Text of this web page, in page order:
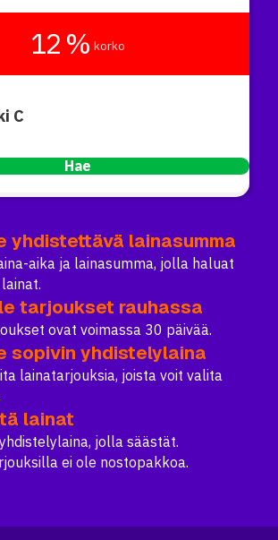
12 % korko
C
Hae
yhdistettävä lainasumma
aika ja lainasumma, jolla haluat
tarjoukset rauhassa
ovat voimassa 30 päivää.
sopivin yhdistelylaina
lainatarjouksia, joista voit valita
lainat
jolla säästät.
ei ole nostopakkoa.